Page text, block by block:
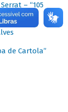
– “105
de Cartola”